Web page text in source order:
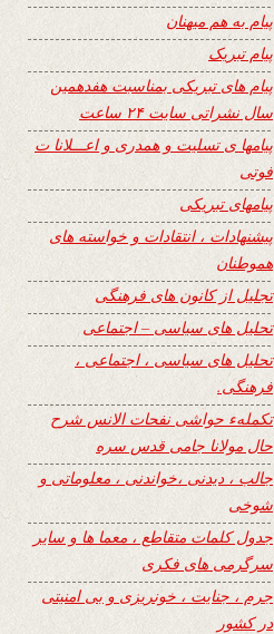
پیام به هم میهنان
پیام تبریک
پیام های تبریکی بمناسبت هفدهمین
سال نشراتی سایت ۲۴ ساعت
پیامها ی تسلیت و همدری و اعـــلانا ت
فوتی
پیامهای تبریکی
پیشنهادات ، انتقادات و خواسته های
هموطنان
تجلیل از کانون های فرهنگی
تحلیل های سیاسی – اجتماعی
تحلیل های سیاسی ، اجتماعی ،
فرهنگی.
تکملهء حواشی نفحات الانس شرح
حال مولانا جامی قدس سره
جالب ، دیدنی ،خواندنی ، معلوماتی و
شوخی
جدول کلمات متقاطع ، معما ها و سایر
سرگرمی های فکری
جرم ، جنایت ، خونریزی و بی امنیتی
در کشور